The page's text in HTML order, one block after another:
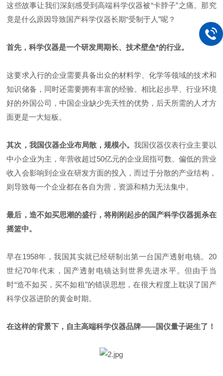
这些故事让我们深刻感受到高端科学仪器被“卡脖子”之痛。那究
竟是什么原因导致国产科学仪器长期“受制于人”呢？
首先，科学仪器是一个研发周期长、技术壁垒*的行业。
这要求入行的企业需要具备出众的材料学、化学等领域的技术和
知识储备，同时还需要拥有丰富的经验。相比起步早、行业环境
好的外国公司，中国企业缺少先天性的优势，后天所需的人才方
面更是一大短板。
其次，我国仪器企业布局散，规模小。我国仪器仪表行业主要以
中小企业为主，年营收超过50亿元的企业屈指可数。偏低的营业
收入会影响到企业在研发方面的投入，而过于分散的产业结构，
则导致每一个企业都在各自为营，资源和精力无法集中。
最后，造不如买思潮的盛行，将刚刚起步的国产科学仪器扼杀在
摇篮中。
早在1958年，我国其实就已经研制出第一台国产透射电镜。 20
世纪70年代末，国产透射电镜达到世界先进水平。但由于当
时“造不如买，买不如租”的错误思想，在很大程度上耽误了国产
科学仪器进阶的黄金时期。
在这样的背景下，自主高端科学仪器品牌——国仪量子诞生了！